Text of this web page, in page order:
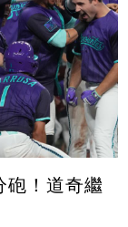
砲！道奇繼